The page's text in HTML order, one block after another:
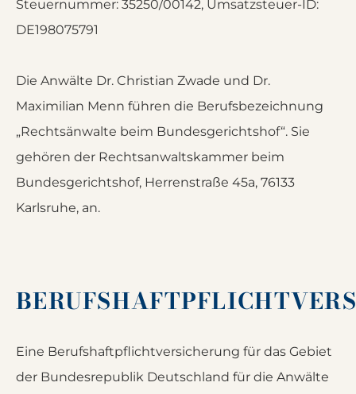
Steuernummer: 35250/00142, Umsatzsteuer-ID:
DE198075791
Die Anwälte Dr. Christian Zwade und Dr.
Maximilian Menn führen die Berufsbezeichnung
„Rechtsänwalte beim Bundesgerichtshof“. Sie
gehören der Rechtsanwaltskammer beim
Bundesgerichtshof, Herrenstraße 45a, 76133
Karlsruhe, an.
Eine Berufshaftpflichtversicherung für das Gebiet
der Bundesrepublik Deutschland für die Anwälte